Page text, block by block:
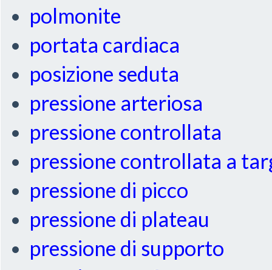
polmonite
portata cardiaca
posizione seduta
pressione arteriosa
pressione controllata
pressione controllata a
pressione di picco
pressione di plateau
pressione di supporto